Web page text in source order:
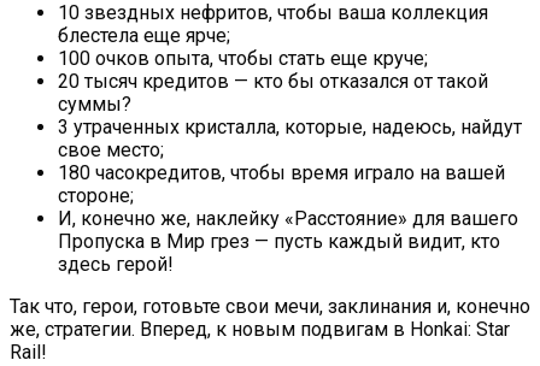
10 звездных нефритов, чтобы ваша коллекция
блестела еще ярче;
100 очков опыта, чтобы стать еще круче;
20 тысяч кредитов — кто бы отказался от такой
суммы?
3 утраченных кристалла, которые, надеюсь, найдут
свое место;
180 часокредитов, чтобы время играло на вашей
стороне;
И, конечно же, наклейку «Расстояние» для вашего
Пропуска в Мир грез — пусть каждый видит, кто
здесь герой!
Так что, герои, готовьте свои мечи, заклинания и, конечно
же, стратегии. Вперед, к новым подвигам в Honkai: Star
Rail!